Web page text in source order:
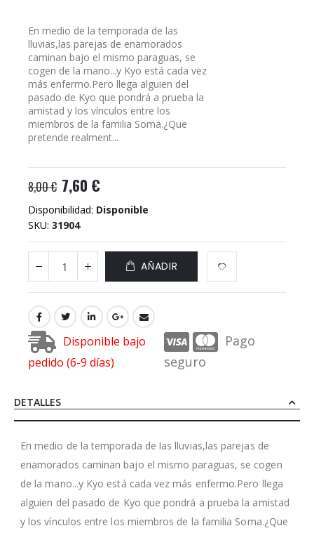
En medio de la temporada de las
lluvias,las parejas de enamorados
caminan bajo el mismo paraguas, se
cogen de la mano...y Kyo está cada vez
más enfermo.Pero llega alguien del
pasado de Kyo que pondrá a prueba la
amistad y los vínculos entre los
miembros de la familia Soma.¿Que
pretende realment...
8,00 € 7,60 €
Disponibilidad: Disponible
SKU 31904
AÑADIR
Disponible bajo
pedido (6-9 días)
Pago
seguro
DETALLES
En medio de la temporada de las lluvias,las parejas de
enamorados caminan bajo el mismo paraguas, se cogen
de la mano...y Kyo está cada vez más enfermo.Pero llega
alguien del pasado de Kyo que pondrá a prueba la amistad
y los vínculos entre los miembros de la familia Soma.¿Que